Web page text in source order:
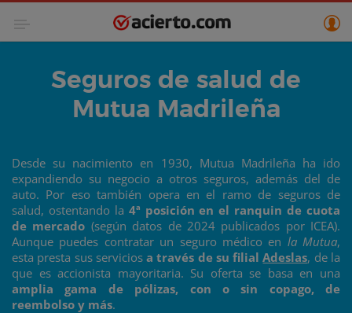
Seguros de salud de
Mutua Madrileña
Desde su nacimiento en 1930, Mutua Madrileña ha ido
expandiendo su negocio a otros seguros, además del de
auto. Por eso también opera en el ramo de seguros de
salud, ostentando la 4ª posición en el ranquin de cuota
de mercado (según datos de 2024 publicados por ICEA).
Aunque puedes contratar un seguro médico en la Mutua,
esta presta sus serviciosa través de su filialAdeslas, de la
que es accionista mayoritaria. Su oferta se basa en una
amplia gama de pólizas, con o sin copago, de
reembolso y más.